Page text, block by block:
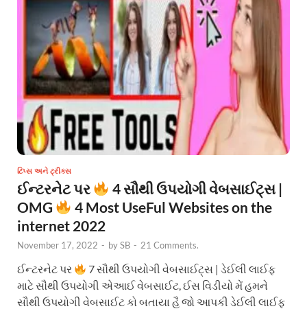
ટિપ્સ અને ટ્રીક્સ
ઈન્ટરનેટ પર
4 સૌથી ઉપયોગી વેબસાઈટ્સ |
OMG
4 Most UseFul Websites on the
internet 2022
November 17, 2022 - bySB - 21 Comments.
ઈન્ટરનેટ પર
7 સૌથી ઉપયોગી વેબસાઈટ્સ | ડેઈલી લાઈફ
માટે સૌથી ઉપયોગી એઆઈ વેબસાઈટ, ઈસ વિડીયો મેં હમને
સૌથી ઉપયોગી વેબસાઈટ કો બતાયા હૈ જો આપકી ડેઈલી લાઈફ